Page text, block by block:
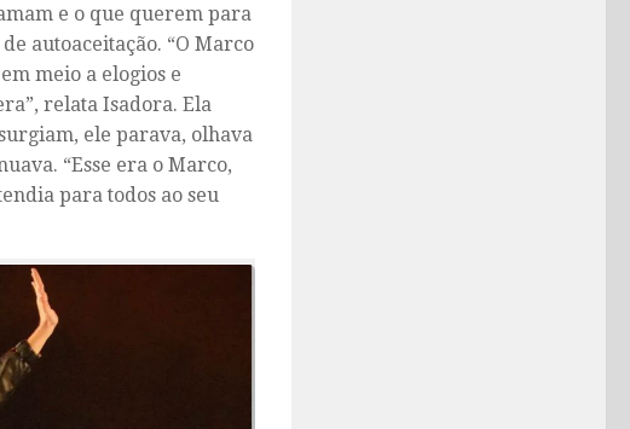
e o que querem para
autoaceitação. “O Marco
meio a elogios e
relata Isadora. Ela
ele parava, olhava
“Esse era o Marco,
para todos ao seu